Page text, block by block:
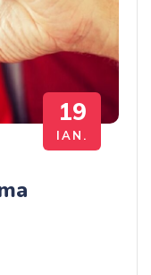
19
IAN.